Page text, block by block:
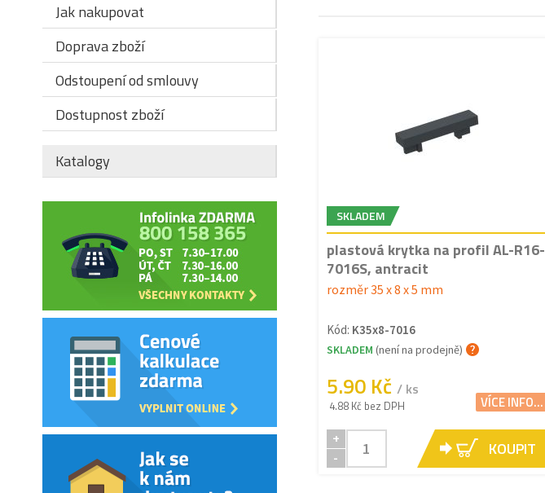
Jak nakupovat
Doprava zboží
Odstoupení od smlouvy
Dostupnost zboží
Katalogy
SKLADEM
plastová krytka na profil AL-R16-
7016S, antracit
rozměr 35 x 8 x 5 mm
Kód: K35x8-7016
SKLADEM (není na prodejně)
5.90 Kč / ks
4.88 Kč bez DPH VÍCE INFO...
+
-
KOUPIT